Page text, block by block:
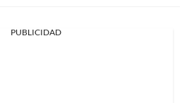
PUBLICIDAD